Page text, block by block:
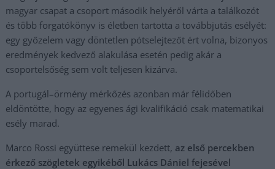
magyar csapat a csoport második helyéről várta a találkozót
és több forgatókönyv is életben tartotta a továbbjutás esélyét:
egy győzelem vagy döntetlen pótselejtezőt ért volna, bizonyos
eredmények kedvező alakulása esetén pedig akár a
csoportelsőség sem volt teljesen kizárva.
A portugál–örmény mérkőzés azonban már félidőben
eldöntötte, hogy az egyenes ági kvalifikáció csak matematikai
esély marad.
Marco Rossi együttese remekül kezdett, az első percekben
érkező szögletek egyikéből Lukács Dániel fejesével